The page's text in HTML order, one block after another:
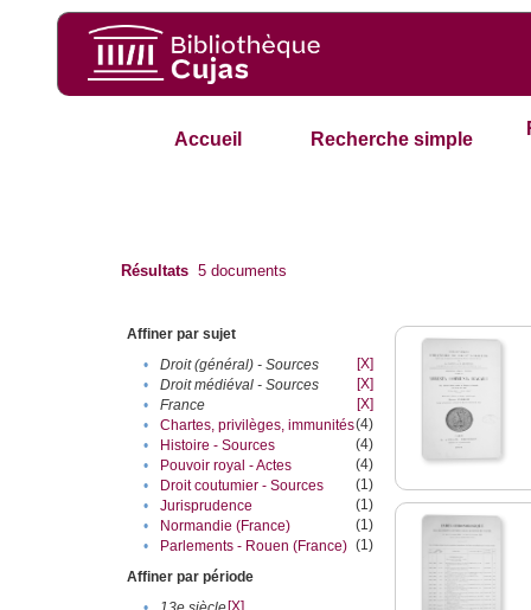
Accueil Recherche simple
Résultats 5 documents
Affiner par sujet
•
Droit (général) - Sources
[X]
•
Droit médiéval - Sources
[X]
•
France
[X]
•
Chartes, privilèges, immunités(4)
•
Histoire - Sources
(4)
•
Pouvoir royal - Actes
(4)
•
Droit coutumier - Sources
(1)
•
Jurisprudence
(1)
•
Normandie (France)
(1)
•
Parlements - Rouen (France) (1)
Affiner par période